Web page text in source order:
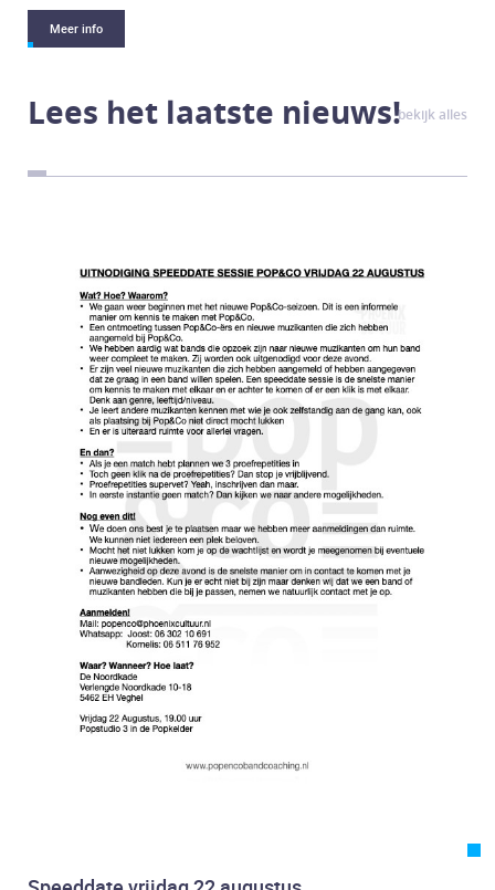
Meer info
Lees het laatste nieuws!bekijk alles